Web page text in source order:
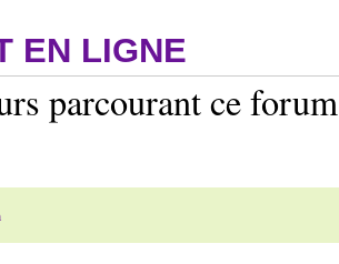
EN LIGNE
parcourant ce